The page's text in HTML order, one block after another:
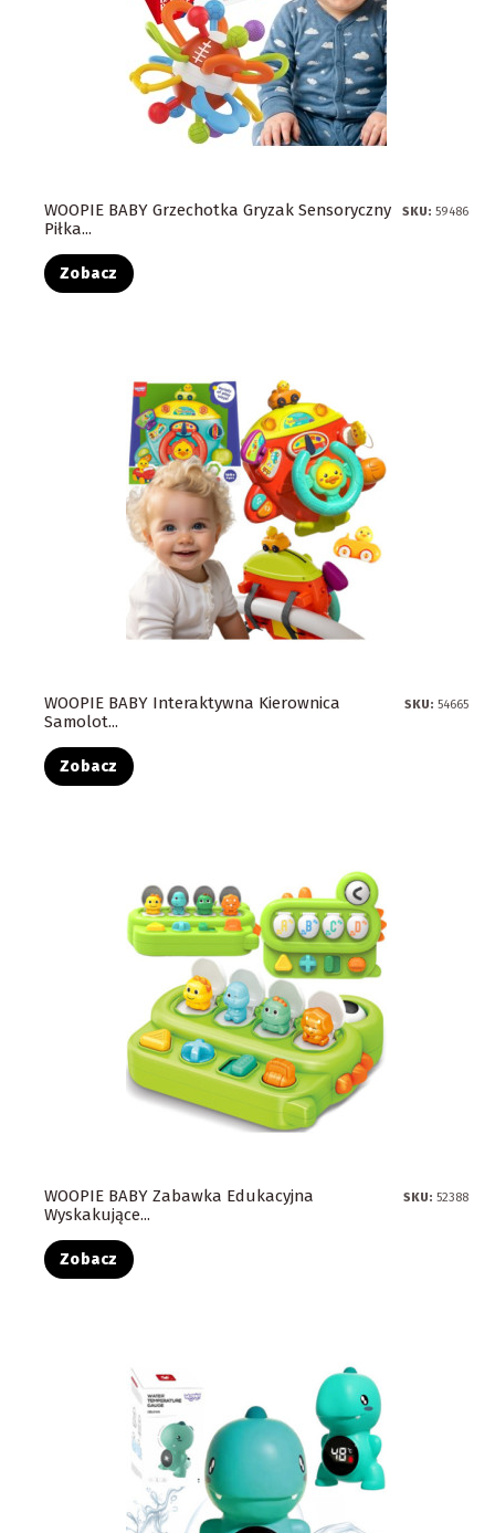
WOOPIE BABY Grzechotka Gryzak Sensoryczny
Piłka...
SKU: 59486
Zobacz
WOOPIE BABY Interaktywna Kierownica
Samolot...
SKU: 54665
Zobacz
WOOPIE BABY Zabawka Edukacyjna
Wyskakujące...
SKU: 52388
Zobacz